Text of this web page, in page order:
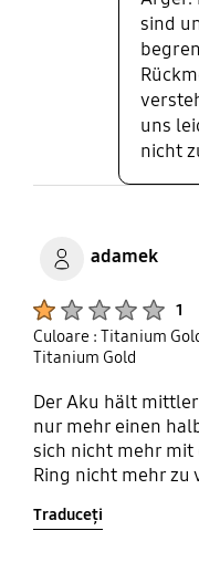
sind
uns
nicht
adamek
1
Culoare : Titanium
Titanium Gold
Der Aku hält
nur mehr einen
sich nicht mehr mit
Ring nicht mehr
Traduceți